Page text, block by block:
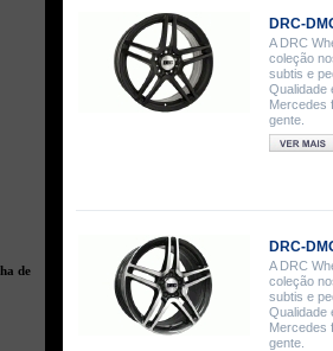
de
DRC-
A DRC
coleção
subtis e
Qualidade
Mercedes
gente.
DRC-
A DRC
coleção
subtis e
Qualidade
Mercedes
gente.